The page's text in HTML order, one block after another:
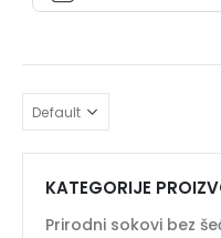
KATEGORIJE
Prirodni sokovi bez